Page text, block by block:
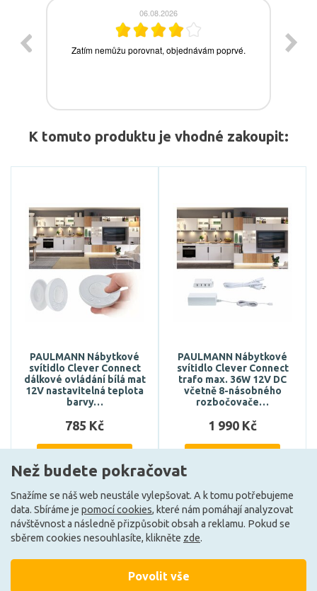
K tomuto produktu je vhodné zakoupit:
PAULMANN Nábytkové
svítidlo Clever Connect
dálkové ovládání bílá mat
12V nastavitelná teplota
barvy…
785 Kč
Může být u Vás 17. 8.
PAULMANN Nábytkové
svítidlo Clever Connect
trafo max. 36W 12V DC
včetně 8-násobného
rozbočovače…
1 990 Kč
Může být u Vás 17. 8.
Než budete pokračovat
Snažíme se náš web neustále vylepšovat. A k tomu potřebujeme
data. Sbíráme je pomocí cookies, které nám pomáhají analyzovat
návštěvnost a následně přizpůsobit obsah a reklamu. Pokud se
sběrem cookies nesouhlasíte, klikněte zde.
Povolit vše